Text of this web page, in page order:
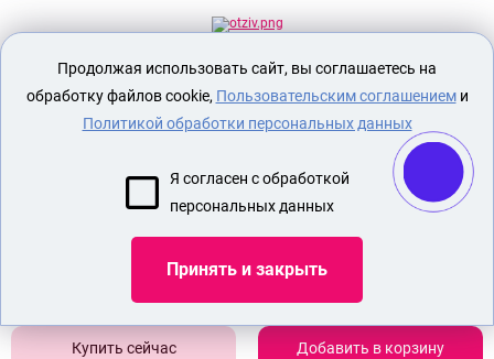
Добавить в корзину
Секс шоп Доктор Любви предназначен
исключительно для лиц старше 18 лет!
Вся продукция имеет знак EAC
Евразийского соответствия.
ЭРОТИЧЕСКОЕ БЕЛЬЕ
Показать еще
Продолжая использовать сайт, вы соглашаетесь на
обработку файлов cookie, Пользовательским соглашениеми
Политикой обработки персональных данных
Я согласен с обработкой
персональных данных
Принять и закрыть